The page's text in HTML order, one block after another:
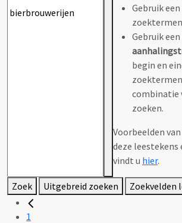
Gebruik een
Gebruik een
begin en
combinatie
zoeken.
Voorbeelden
deze
vindt u hier.
Zoek Uitgebreid zoeken Zoekvelden
1